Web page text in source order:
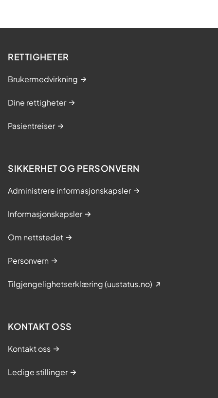
RETTIGHETER
Brukermedvirkning
Dine rettigheter
Pasientreiser
SIKKERHET OG PERSONVERN
Administrere informasjonskapsler
Informasjonskapsler
Om nettstedet
Personvern
Tilgjengelighetserklæring (uustatus.no)
KONTAKT OSS
Kontakt oss
Ledige stillinger